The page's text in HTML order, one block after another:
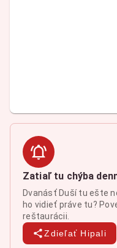
Zatiaľ tu chýba
Dvanásť Duší tu ešte
ho vidieť práve tu?
reštaurácii.
Zdieľať Hipali